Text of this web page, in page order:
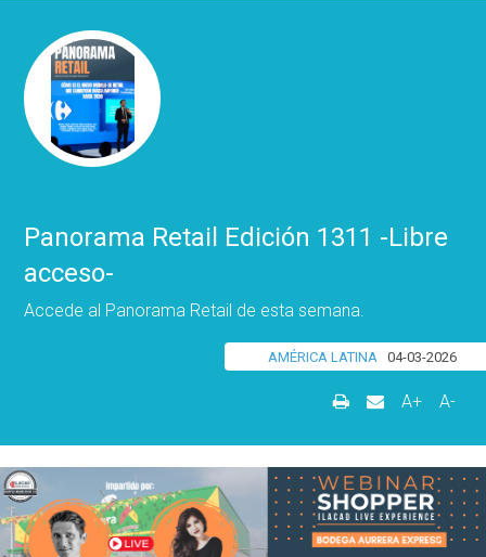
Panorama Retail Edición 1311 -Libre
acceso-
Accede al Panorama Retail de esta semana.
AMÉRICA LATINA 04-03-2026
A+ A-